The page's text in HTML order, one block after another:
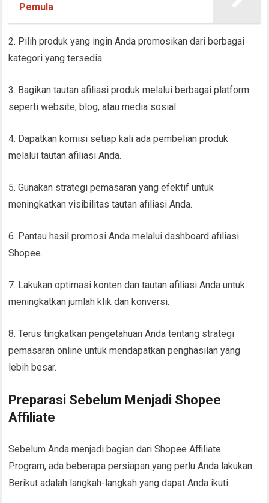
Pemula
2. Pilih produk yang ingin Anda promosikan dari berbagai
kategori yang tersedia.
3. Bagikan tautan afiliasi produk melalui berbagai platform
seperti website, blog, atau media sosial.
4. Dapatkan komisi setiap kali ada pembelian produk
melalui tautan afiliasi Anda.
5. Gunakan strategi pemasaran yang efektif untuk
meningkatkan visibilitas tautan afiliasi Anda.
6. Pantau hasil promosi Anda melalui dashboard afiliasi
Shopee.
7. Lakukan optimasi konten dan tautan afiliasi Anda untuk
meningkatkan jumlah klik dan konversi.
8. Terus tingkatkan pengetahuan Anda tentang strategi
pemasaran online untuk mendapatkan penghasilan yang
lebih besar.
Preparasi Sebelum Menjadi Shopee
Affiliate
Sebelum Anda menjadi bagian dari Shopee Affiliate
Program, ada beberapa persiapan yang perlu Anda lakukan.
Berikut adalah langkah-langkah yang dapat Anda ikuti: